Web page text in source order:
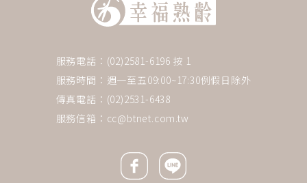
服務電話：(02)2581-6196 按 1
服務時間：週一至五09:00~17:30例假日除外
傳真電話：(02)2531-6438
服務信箱： cc@btnet.com.tw
Facebook icon
Line icon